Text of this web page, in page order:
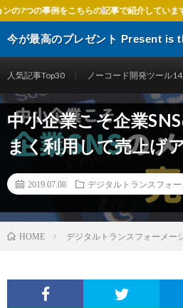
らの記事で紹介しています
今が最高のプレゼント Present is
人気記事Top30 ノーコード開発ツール
中小企業こそ企業
まく利用して売上げ
2019.07.08 デジタルトランスフォ
HOME デジタルトランスフォーメー